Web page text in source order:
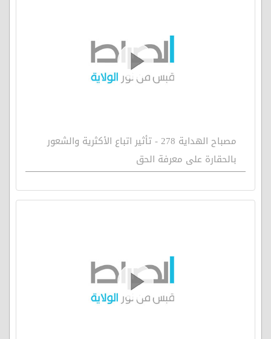
مصباح الهداية 278 - تأثير اتباع الأكثرية والشعور
بالحقارة على معرفة الحق